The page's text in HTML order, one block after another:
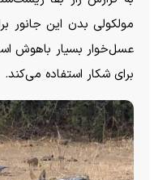
مولکولی بدن این جانور
عسل‌خوار بسیار باهوش
برای شکار استفاده می‌کند.